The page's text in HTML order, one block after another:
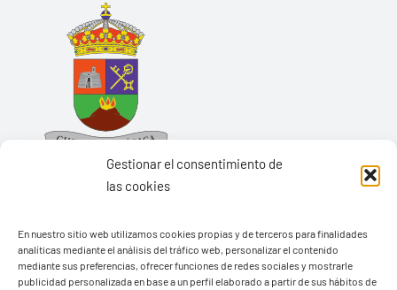
Gestionar el consentimiento de
las cookies
En nuestro sitio web utilizamos cookies propias y de terceros para finalidades
analíticas mediante el análisis del tráfico web, personalizar el contenido
mediante sus preferencias, ofrecer funciones de redes sociales y mostrarle
publicidad personalizada en base a un perfil elaborado a partir de sus hábitos de
Ayuntamiento de Yaiza
Pza. de Los Remedios, 1